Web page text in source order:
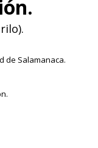
de Salamanaca.